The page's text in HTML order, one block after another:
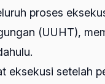
proses
(UUHT),
eksekusi setelah